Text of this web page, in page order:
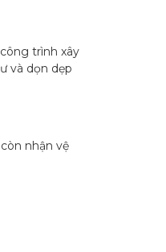
trình xây
và dọn dẹp
nhận vệ